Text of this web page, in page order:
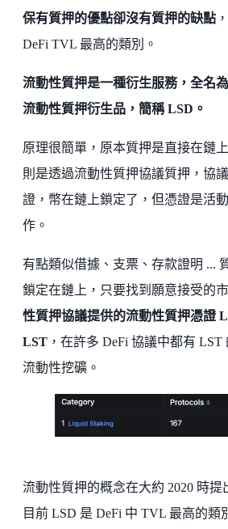
保有質押的優點卻沒有質押的缺點
DeFi TVL 最高的類別。
流動性質押是一種衍生服務，全名
流動性質押衍生品，簡稱 LSD。
原理很簡單，原本質押是直接在鏈
則是透過流動性質押協議質押，協
證，幣在鏈上鎖定了，但憑證是活
作。
有點類似借據、支票、存款證明 ...
鎖定在鏈上，只要找到願意接受的
性質押協議提供的流動性質押憑證
LST ，在許多 DeFi 協議中都有
流動性挖礦。
流動性質押的概念在大約 2020 時提
目前 LSD 是 DeFi 中 TVL 最高的類